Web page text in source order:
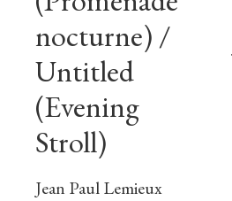
nocturne) /
Untitled
(Evening
Stroll)
Jean Paul Lemieux